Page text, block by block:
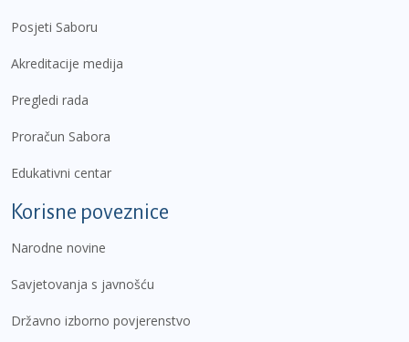
Posjeti Saboru
Akreditacije medija
Pregledi rada
Proračun Sabora
Edukativni centar
Korisne poveznice
Narodne novine
Savjetovanja s javnošću
Državno izborno povjerenstvo